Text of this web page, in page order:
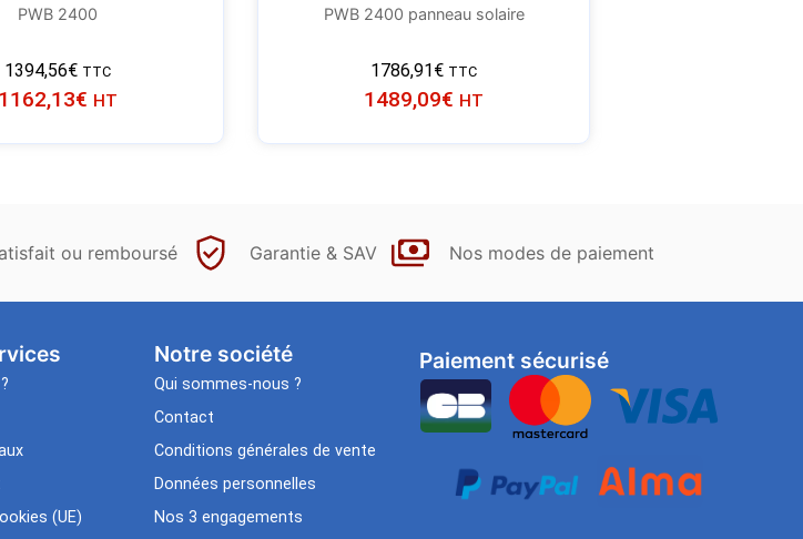
PWB 2400
1394,56€ TTC
1162,13€ HT
PWB 2400 panneau solaire
1786,91€ TTC
1489,09€ HT
ou remboursé Garantie & SAV Nos modes de paiement
(UE)
Notre société
Qui sommes-nous ?
Contact
Conditions générales de vente
Données personnelles
Nos 3 engagements
Paiement sécurisé